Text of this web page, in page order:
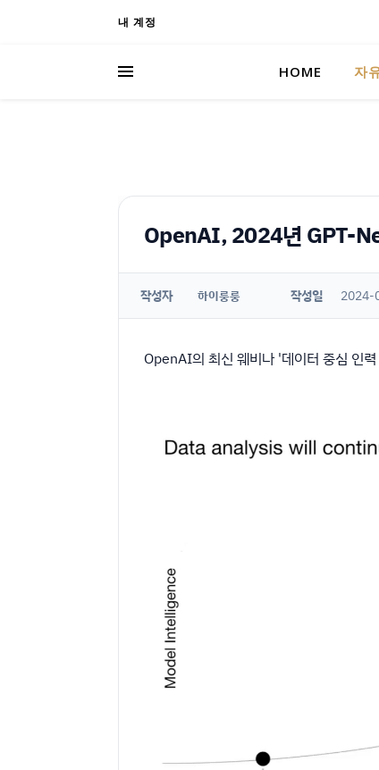
내 계정
HOME 자
OpenAI, 2024년 GPT-
작성자 하이룽룽 작성일 2024-
OpenAI의 최신 웨비나 '데이터 중심 인